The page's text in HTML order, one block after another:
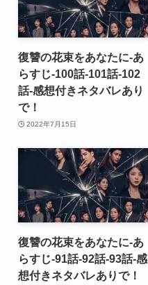
復讐の花束をあなたに-あ
らすじ-100話-101話-102
話-感想付きネタバレあり
で！
2022年7月15日
復讐の花束をあなたに-あ
らすじ-91話-92話-93話-感
想付きネタバレありで！